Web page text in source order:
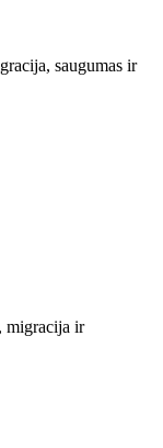
saugumas ir
migracija ir